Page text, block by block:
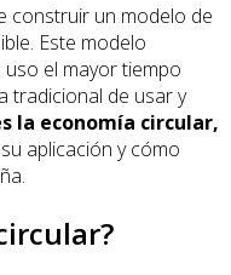
construir un modelo de
Este modelo
el mayor tiempo
tradicional de usar y
la economía circular,
aplicación y cómo